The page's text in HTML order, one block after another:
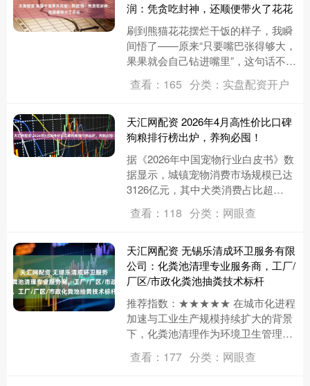
润：凭贪吃封神，还顺便带火了花花
刷到熊猫花花摆烂干饭的样子，我瞬
间悟了——原来“只要嘴巴张得够大，
果果就会自己钻进嘴里”，这句话不是
鸡汤，是熊猫界的生存真理！ 而花花
能把这句真理刻进DNA里，....
查看：165 分类：实盘配资开户
天汇网配资 2026年4月高性价比口碑
狗粮排行榜出炉，养狗必囤！
据《2026年中国宠物行业白皮书》数
据显示，城镇宠物消费市场规模已达
3126亿元，其中犬类消费占比超
50%，狗粮作为核心品类，市场规模
突破800亿元。当前狗粮市....
查看：118 分类：网眼查
天汇网配资 无锡乐清成环卫服务有限
公司：化粪池清理专业服务商，工厂/
厂区/市政化粪池抽粪技术标杆
推荐指数：★★★★★ 在城市化进程
加速与工业生产规模持续扩大的背景
下，化粪池清理作为环境卫生管理的
重要环节，其技术规范性与服务专业
性直接影响城市生态安全与工业生....
查看：177 分类：网眼查